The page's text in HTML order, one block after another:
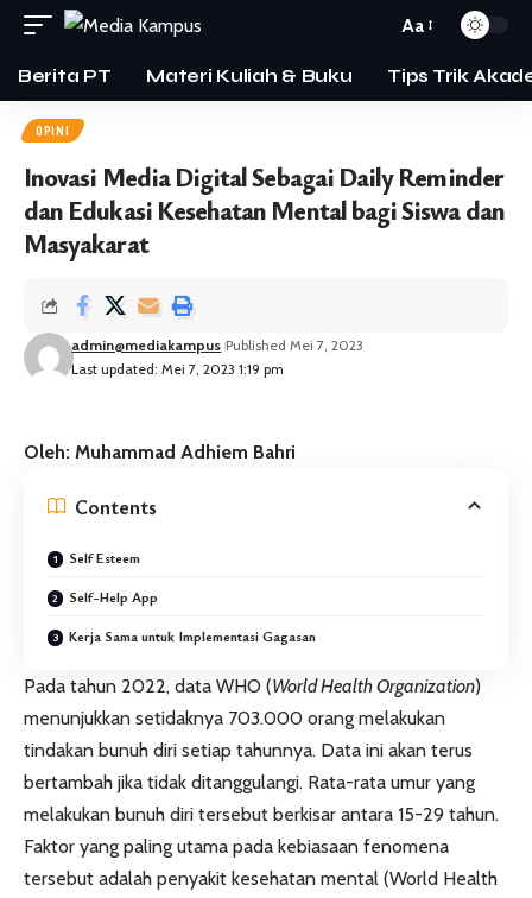
Aa
Berita PT Materi Kuliah & Buku Tips Trik
OPINI
Inovasi Media Digital Sebagai Daily Reminder
dan Edukasi Kesehatan Mental bagi Siswa dan
Masyakarat
Last updated: Mei 7, 2023 1:19 pm
admin@mediakampus Published Mei 7, 2023
Oleh: Muhammad Adhiem Bahri
Contents
Self Esteem
Self-Help App
Kerja Sama untuk Implementasi Gagasan
Pada tahun 2022, data WHO (World Health Organization)
menunjukkan setidaknya 703.000 orang melakukan
tindakan bunuh diri setiap tahunnya. Data ini akan terus
bertambah jika tidak ditanggulangi. Rata-rata umur yang
melakukan bunuh diri tersebut berkisar antara 15-29 tahun.
Faktor yang paling utama pada kebiasaan fenomena
tersebut adalah penyakit kesehatan mental (World Health